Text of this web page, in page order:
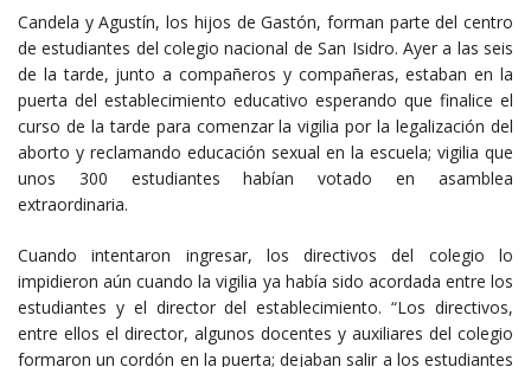
Candela y Agustín, los hijos de Gastón, forman parte del centro
de estudiantes del colegio nacional de San Isidro. Ayer a las seis
de la tarde, junto a compañeros y compañeras, estaban en la
puerta del establecimiento educativo esperando que finalice el
curso de la tarde para comenzar la vigilia por la legalización del
aborto y reclamando educación sexual en la escuela; vigilia que
unos 300 estudiantes habían votado en asamblea
extraordinaria.
Cuando intentaron ingresar, los directivos del colegio lo
impidieron aún cuando la vigilia ya había sido acordada entre los
estudiantes y el director del establecimiento. “Los directivos,
entre ellos el director, algunos docentes y auxiliares del colegio
formaron un cordón en la puerta; dejaban salir a los estudiantes